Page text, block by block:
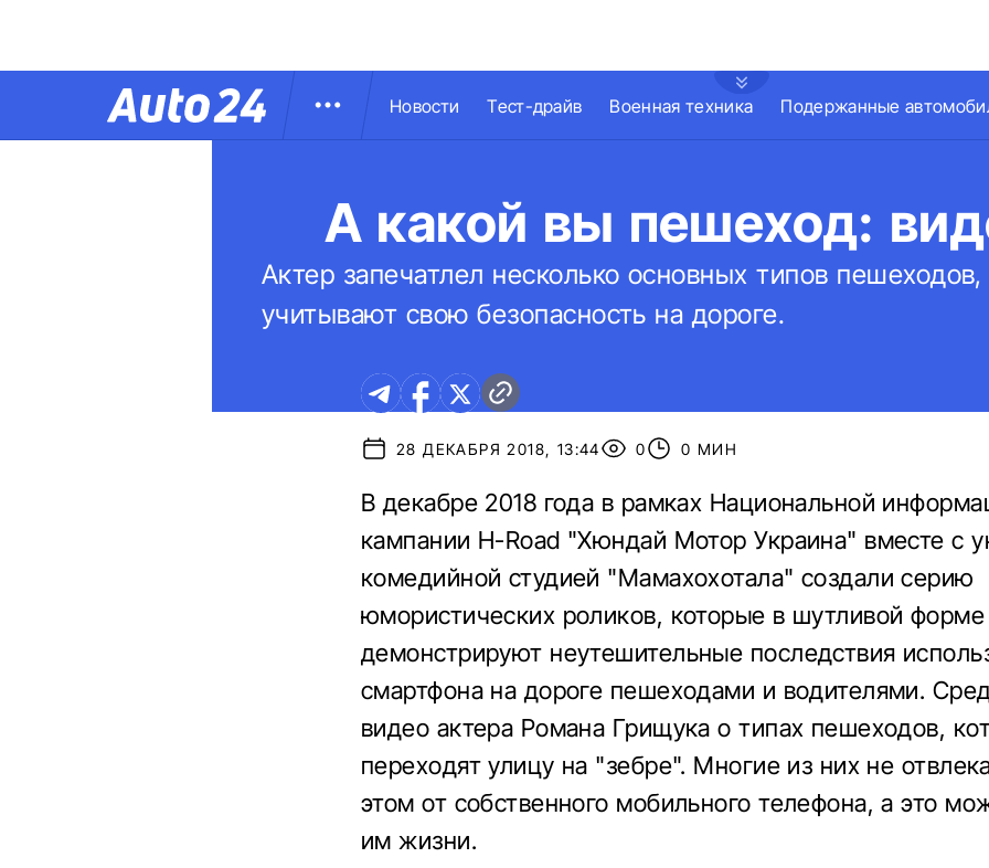
Новости Тест-драйв Военная техника Подержанные
А какой вы пешеход:
Актер запечатлел несколько основных типов
учитывают свою безопасность на дороге.
28 ДЕКАБРЯ 2018, 13:44 0 0 МИН
В декабре 2018 года в рамках Национальной
кампании H-Road "Хюндай Мотор Украина" вместе с
комедийной студией "Мамахохотала" создали серию
юмористических роликов, которые в шутливой форме
демонстрируют неутешительные последствия
смартфона на дороге пешеходами и водителями.
видео актера Романа Грищука о типах пешеходов,
переходят улицу на "зебре". Многие из них не
этом от собственного мобильного телефона, а это
им жизни.